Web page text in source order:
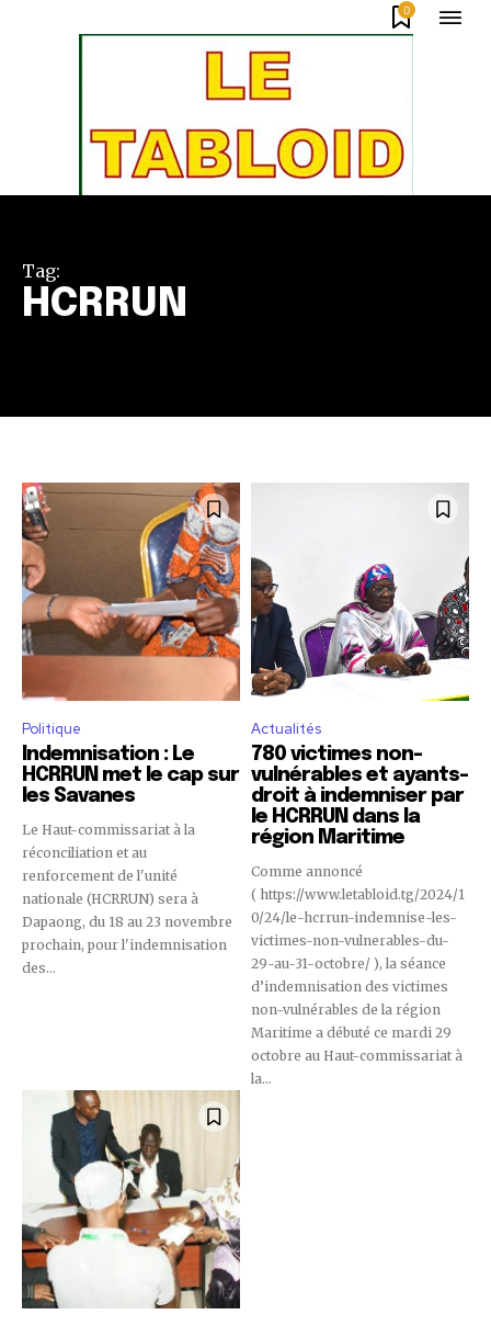
0
Tag:
HCRRUN
Politique
Indemnisation : Le
HCRRUN met le cap sur
les Savanes
Le Haut-commissariat à la
réconciliation et au
renforcement de l'unité
nationale (HCRRUN) sera à
Dapaong, du 18 au 23 novembre
prochain, pour l'indemnisation
des...
Actualités
780 victimes non-
vulnérables et ayants-
droit à indemniser par
le HCRRUN dans la
région Maritime
Comme annoncé
( https://www.letabloid.tg/2024/1
0/24/le-hcrrun-indemnise-les-
victimes-non-vulnerables-du-
29-au-31-octobre/ ), la séance
d’indemnisation des victimes
non-vulnérables de la région
Maritime a débuté ce mardi 29
octobre au Haut-commissariat à
la...